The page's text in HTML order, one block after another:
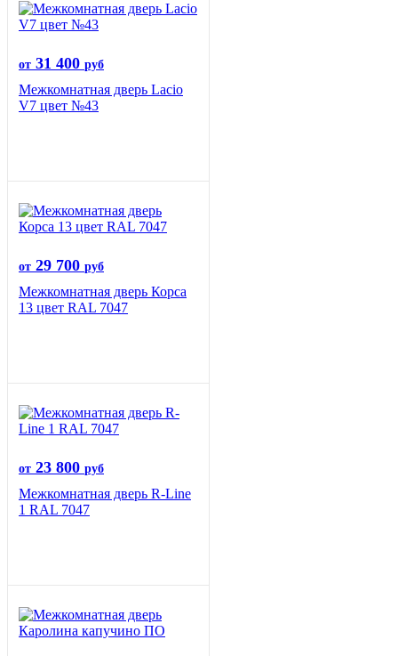
от 31 400 руб
Межкомнатная дверь Lacio
V7 цвет №43
от 29 700 руб
Межкомнатная дверь Корса
13 цвет RAL 7047
от 23 800 руб
Межкомнатная дверь R-Line
1 RAL 7047